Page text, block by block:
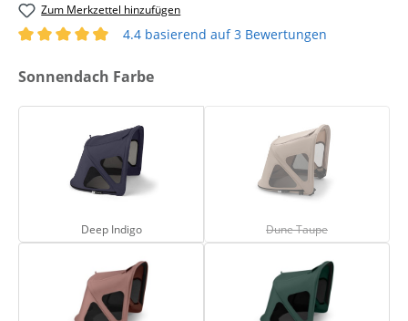
Zum Merkzettel hinzufügen
4.4 basierend auf 3 Bewertungen
auswählen
Sonnendach Farbe
Deep Indigo
Deep Indigo
Dune Taupe
Dune Taupe
(Diese Option ist